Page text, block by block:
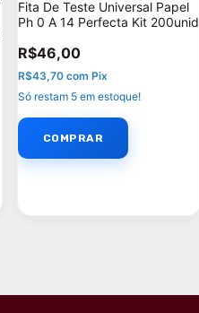
Fita De Teste Universal Papel
Ph 0 A 14 Perfecta Kit 200unid
R$46,00
R$43,70 com Pix
Só restam 5em estoque!